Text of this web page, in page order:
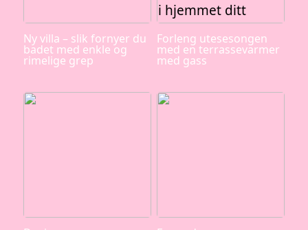
Ny villa – slik fornyer du
badet med enkle og
rimelige grep
Forleng utesesongen
med en terrassevarmer
med gass